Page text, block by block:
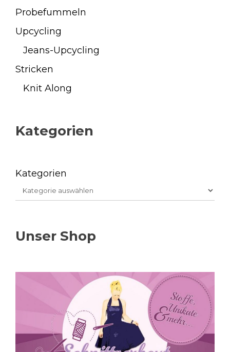
Probefummeln
Upcycling
Jeans-Upcycling
Stricken
Knit Along
Kategorien
Kategorien
Unser Shop